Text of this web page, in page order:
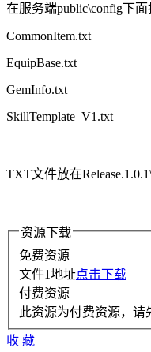
在服务端public\config下
CommonItem.txt
EquipBase.txt
GemInfo.txt
SkillTemplate_V1.txt
TXT文件放在
资源下载
免费资源
文件1地址点击下载
付费资源
此资源为付费资源，请
收 藏